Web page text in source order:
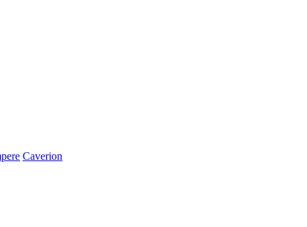
Caverion